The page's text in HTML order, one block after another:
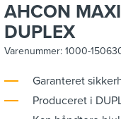
AHCON
DUPLEX
Varenummer: 1000-
Garanteret
Produceret i